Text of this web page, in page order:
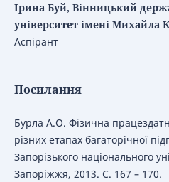
Ірина Буй, Вінницький
університет імені Михайла
Аспірант
Посилання
Бурла А.О. Фізична
різних етапах багаторічної
Запорізького національного
Запоріжжя, 2013. С. 167 – 170.